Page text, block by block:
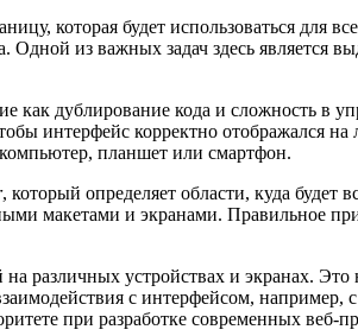
которая будет использоваться для
из важных задач здесь является
как дублирование кода и сложность в
интерфейс корректно отображался
компьютер, планшет или смартфон.
, который определяет области, куда будет
макетами и экранами. Правильное
различных устройствах и экранах.
с интерфейсом,
при разработке современных веб-